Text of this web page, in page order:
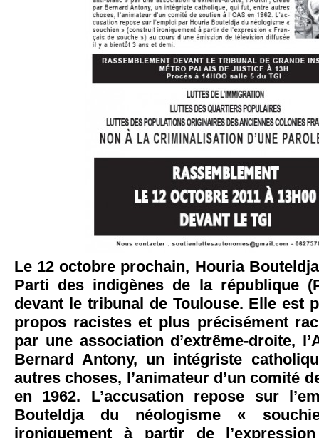
Le 12 octobre prochain, Houria
Parti des indigènes de la république
devant le tribunal de Toulouse. Elle est
propos racistes et plus précisément
par une association d’extrême-droite,
Bernard Antony, un intégriste
autres choses, l’animateur d’un comité
en 1962. L’accusation repose sur
Bouteldja du néologisme «
ironiquement à partir de